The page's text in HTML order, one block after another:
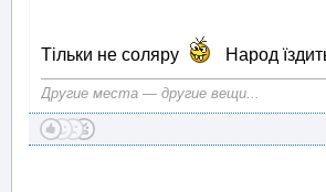
Тільки не соляру Народ
Другие места — другие вещи...